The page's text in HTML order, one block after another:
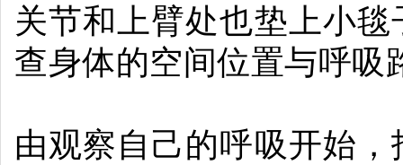
关节和上臂处也垫上小
查身体的空间位置与呼吸
由观察自己的呼吸开始